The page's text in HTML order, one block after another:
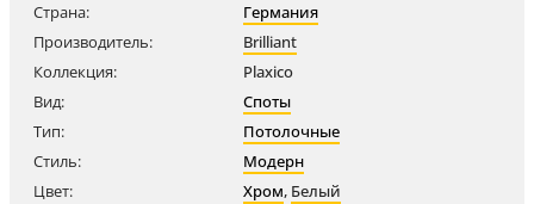
Страна:
Германия
Производитель:
Brilliant
Коллекция:
Plaxico
Вид:
Споты
Тип:
Потолочные
Стиль:
Модерн
Цвет:
Хром, Белый